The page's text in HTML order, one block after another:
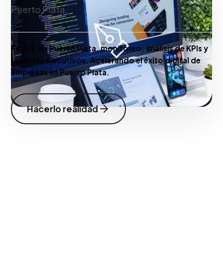
Puerto Plata.
Fase 3: En Puerto Plata, monitoreo, análisis de KPIs y
reportes ejecutivos. Acelerando el éxito digital de
empresas en Puerto Plata.
Hacerlo realidad